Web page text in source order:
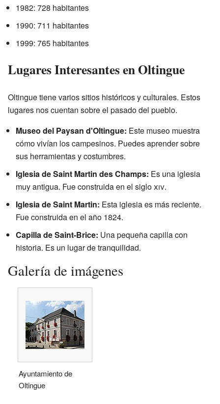
1982: 728 habitantes
1990: 711 habitantes
1999: 765 habitantes
Lugares Interesantes en Oltingue
Oltingue tiene varios sitios históricos y culturales. Estos
lugares nos cuentan sobre el pasado del pueblo.
Museo del Paysan d'Oltingue: Este museo muestra
cómo vivían los campesinos. Puedes aprender sobre
sus herramientas y costumbres.
Iglesia de Saint Martin des Champs: Es una iglesia
muy antigua. Fue construida en el sigloxiv.
Iglesia de Saint Martin: Esta iglesia es más reciente.
Fue construida en el año 1824.
Capilla de Saint-Brice: Una pequeña capilla con
historia. Es un lugar de tranquilidad.
Galería de imágenes
Ayuntamiento de
Oltingue